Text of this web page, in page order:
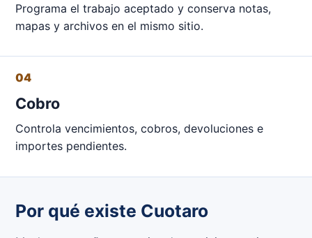
Programa el trabajo aceptado y conserva notas,
mapas y archivos en el mismo sitio.
04
Cobro
Controla vencimientos, cobros, devoluciones e
importes pendientes.
Por qué existe Cuotaro